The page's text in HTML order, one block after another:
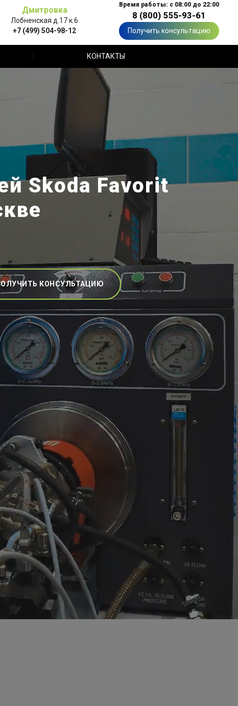
Дмитровка
Лобненская д.17 к.6
+7 (499) 504-98-12
Время работы: с 08:00 до 22:00
8 (800) 555-93-61
Получить консультацию
КОНТАКТЫ
Skoda Favorit
КОНСУЛЬТАЦИЮ